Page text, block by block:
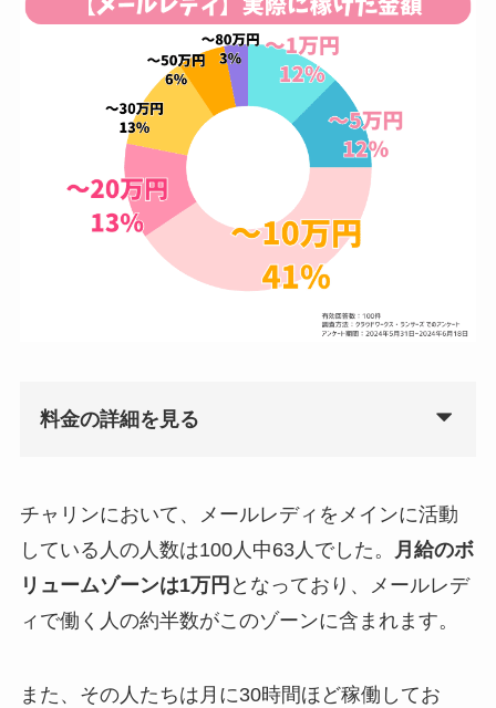
料金の詳細を見る
チャリンにおいて、メールレディをメインに活動
している人の人数は100人中63人でした。
月給のボ
リュームゾーンは1万円 となっており、メールレデ
ィで働く人の約半数がこのゾーンに含まれます。
また、その人たちは月に30時間ほど稼働してお